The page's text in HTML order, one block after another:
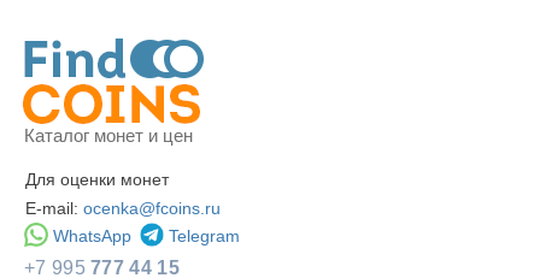
Каталог монет и цен
Для оценки монет
E-mail: ocenka@fcoins.ru
WhatsApp
Telegram
+7 995777 44 15